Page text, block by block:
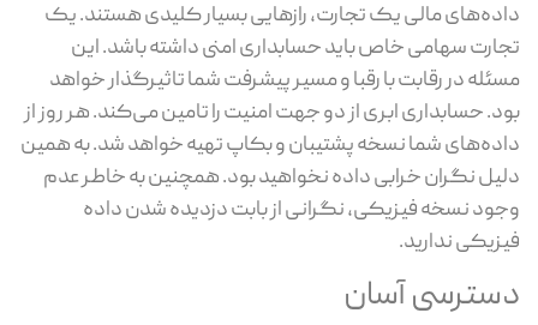
داده‌های مالی یک تجارت، رازهایی بسیار کلیدی هستند. یک
تجارت سهامی خاص باید حسابداری امنی داشته باشد. این
مسئله در رقابت با رقبا و مسیر پیشرفت شما تاثیرگذار خواهد
بود. حسابداری ابری از دو جهت امنیت را تامین می‌کند. هر روز از
داده‌های شما نسخه پشتیبان و بکاپ تهیه خواهد شد. به همین
دلیل نگران خرابی داده نخواهید بود. همچنین به خاطر عدم
وجود نسخه فیزیکی، نگرانی از بابت دزدیده شدن داده
فیزیکی ندارید.
دسترسی آسان